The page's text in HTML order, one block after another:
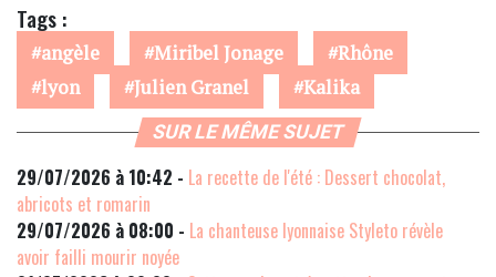
Tags :
angèle Miribel Jonage
Rhône
lyon
Julien Granel Kalika
SUR LE MÊME SUJET
29/07/2026 à 10:42 - La recette de l'été : Dessert chocolat,
abricots et romarin
29/07/2026 à 08:00 - La chanteuse lyonnaise Styleto révèle
avoir failli mourir noyée